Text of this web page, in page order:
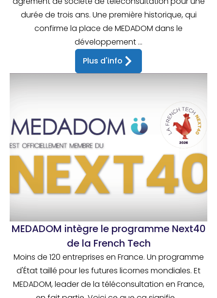
durée de trois ans. Une première historique, qui
confirme la place de MEDADOM dans le
développement ...
Plus d'info
MEDADOM intègre le programme Next40
de la French Tech
Moins de 120 entreprises en France. Un programme
d'État taillé pour les futures licornes mondiales. Et
MEDADOM, leader de la téléconsultation en France,